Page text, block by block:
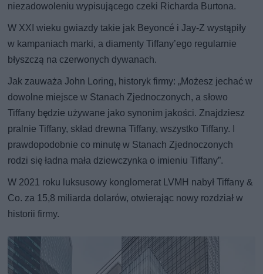
niezadowoleniu wypisującego czeki Richarda Burtona.
W XXI wieku gwiazdy takie jak Beyoncé i Jay-Z wystąpiły
w kampaniach marki, a diamenty Tiffany’ego regularnie
błyszczą na czerwonych dywanach.
Jak zauważa John Loring, historyk firmy: „Możesz jechać w
dowolne miejsce w Stanach Zjednoczonych, a słowo
Tiffany będzie używane jako synonim jakości. Znajdziesz
pralnie Tiffany, skład drewna Tiffany, wszystko Tiffany. I
prawdopodobnie co minutę w Stanach Zjednoczonych
rodzi się ładna mała dziewczynka o imieniu Tiffany”.
W 2021 roku luksusowy konglomerat LVMH nabył Tiffany &
Co. za 15,8 miliarda dolarów, otwierając nowy rozdział w
historii firmy.